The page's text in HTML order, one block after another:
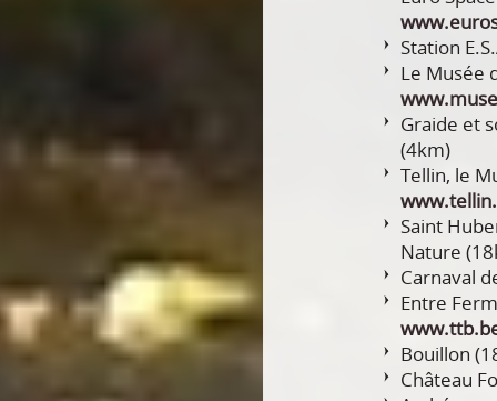
Station
Le Musée
Graide et
(4km)
Tellin, le
Saint
Nature
Carnaval
Entre
Bouillon
Château